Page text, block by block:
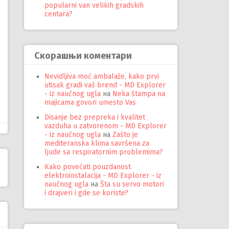
popularni van velikih gradskih
centara?
Скорашњи коментари
Nevidljiva moć ambalaže, kako prvi
utisak gradi vaš brend - MD Explorer
- iz naučnog ugla на Neka štampa na
majicama govori umesto Vas
Disanje bez prepreka i kvalitet
vazduha u zatvorenom - MD Explorer
- iz naučnog ugla на Zašto je
mediteranska klima savršena za
ljude sa respiratornim problemima?
Kako povećati pouzdanost
elektroinstalacija - MD Explorer - iz
naučnog ugla на Šta su servo motori
i drajveri i gde se koriste?